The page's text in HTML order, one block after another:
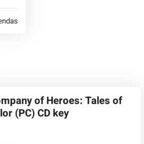
of Heroes: Tales of
(PC) CD key